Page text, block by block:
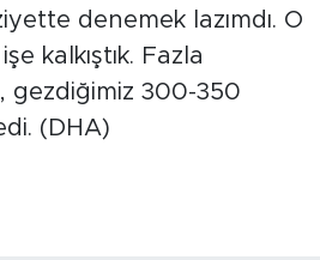
denemek lazımdı. O
kalkıştık. Fazla
gezdiğimiz 300-350
(DHA)